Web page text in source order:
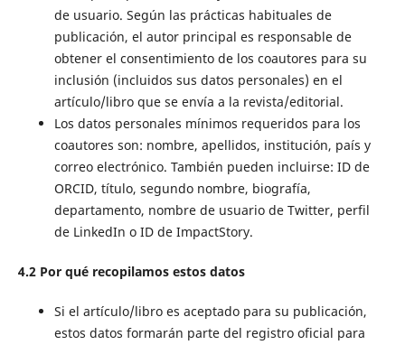
de usuario. Según las prácticas habituales de
publicación, el autor principal es responsable de
obtener el consentimiento de los coautores para su
inclusión (incluidos sus datos personales) en el
artículo/libro que se envía a la revista/editorial.
Los datos personales mínimos requeridos para los
coautores son: nombre, apellidos, institución, país y
correo electrónico. También pueden incluirse: ID de
ORCID, título, segundo nombre, biografía,
departamento, nombre de usuario de Twitter, perfil
de LinkedIn o ID de ImpactStory.
4.2 Por qué recopilamos estos datos
Si el artículo/libro es aceptado para su publicación,
estos datos formarán parte del registro oficial para